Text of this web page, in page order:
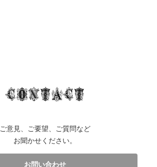
ご意見、ご要望、ご質問など
お聞かせください。
お問い合わせ